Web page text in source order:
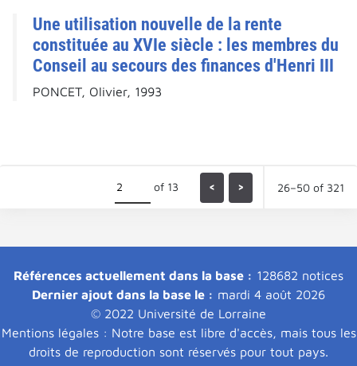
Une utilisation nouvelle de la rente
constituée au XVIe siècle : les membres du
Conseil au secours des finances d'Henri III
PONCET, Olivier, 1993
of 13 < > 26–50 of 321
Références actuellement dans la base : 128682 notices
Dernier ajout dans la base le : mardi 4 août 2026
© 2022 Université de Lorraine
Mentions légales : Notre base est libre d'accès, mais tous les
droits de reproduction sont réservés pour tout pays.